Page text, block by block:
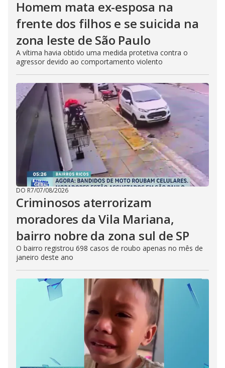
Homem mata ex-esposa na
frente dos filhos e se suicida na
zona leste de São Paulo
A vítima havia obtido uma medida protetiva contra o
agressor devido ao comportamento violento
DO R7/07/08/2026
Criminosos aterrorizam
moradores da Vila Mariana,
bairro nobre da zona sul de SP
O bairro registrou 698 casos de roubo apenas no mês de
janeiro deste ano